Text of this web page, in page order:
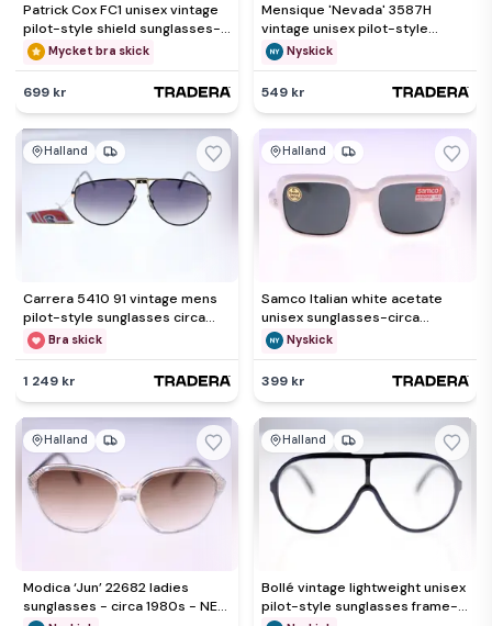
Patrick Cox FC1 unisex vintage
pilot-style shield sunglasses-
circa 1990s-32g
Mycket bra skick
699 kr
Mensique 'Nevada' 3587H
vintage unisex pilot-style
sunglasses-1980s-FREE POST
Nyskick
549 kr
Halland
Carrera 5410 91 vintage mens
pilot-style sunglasses circa
1980s-NEW-Weight 22g
Bra skick
1 249 kr
Halland
Samco Italian white acetate
unisex sunglasses-circa
1960s/1970s -NEW-Weight 36g
Nyskick
399 kr
Halland
Modica ‘Jun’ 22682 ladies
sunglasses - circa 1980s - NEW
Halland
Bollé vintage lightweight unisex
pilot-style sunglasses frame-